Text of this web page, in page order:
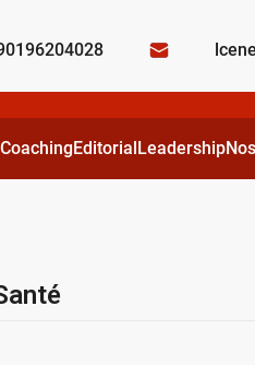
CoachingEditorialLeadership